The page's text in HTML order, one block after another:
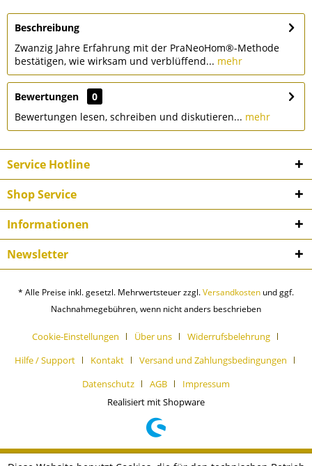
Beschreibung
Zwanzig Jahre Erfahrung mit der PraNeoHom®-Methode
bestätigen, wie wirksam und verblüffend... mehr
Bewertungen
0
Bewertungen lesen, schreiben und diskutieren... mehr
Service Hotline
Shop Service
Informationen
Newsletter
* Alle Preise inkl. gesetzl. Mehrwertsteuer zzgl.Versandkosten und ggf.
Nachnahmegebühren, wenn nicht anders beschrieben
Cookie-Einstellungen Über uns
Widerrufsbelehrung
Hilfe / Support
Kontakt
Versand und Zahlungsbedingungen
Datenschutz
AGB
Impressum
Realisiert mit Shopware